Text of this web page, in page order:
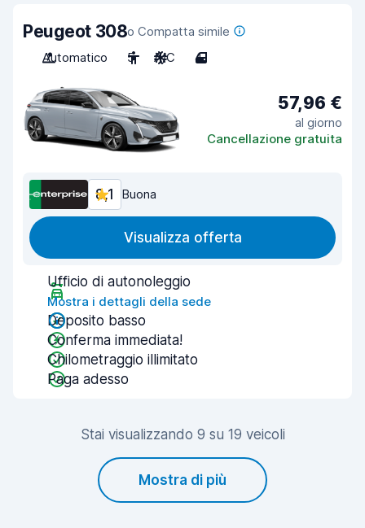
Peugeot 308o Compatta simile
Automatico
5 A/C 4
57,96 €
al giorno
Cancellazione gratuita
8,1 Buona
Visualizza offerta
Ufficio di autonoleggio
Mostra i dettagli della sede
Deposito basso
Conferma immediata!
Chilometraggio illimitato
Paga adesso
Stai visualizzando 9 su 19 veicoli
Mostra di più